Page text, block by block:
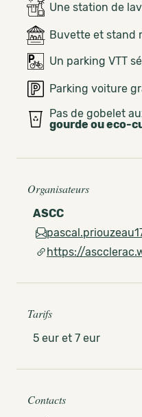
Une station de
Buvette et stand
Un parking VTT
Parking voiture
Pas de gobelet
gourde ou eco-
Organisateurs
ASCC
https://
Tarifs
5 eur et 7 eur
Contacts